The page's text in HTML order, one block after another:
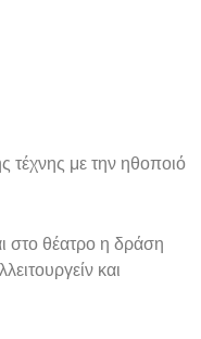
τέχνης με την ηθοποιό
στο θέατρο η δράση
και